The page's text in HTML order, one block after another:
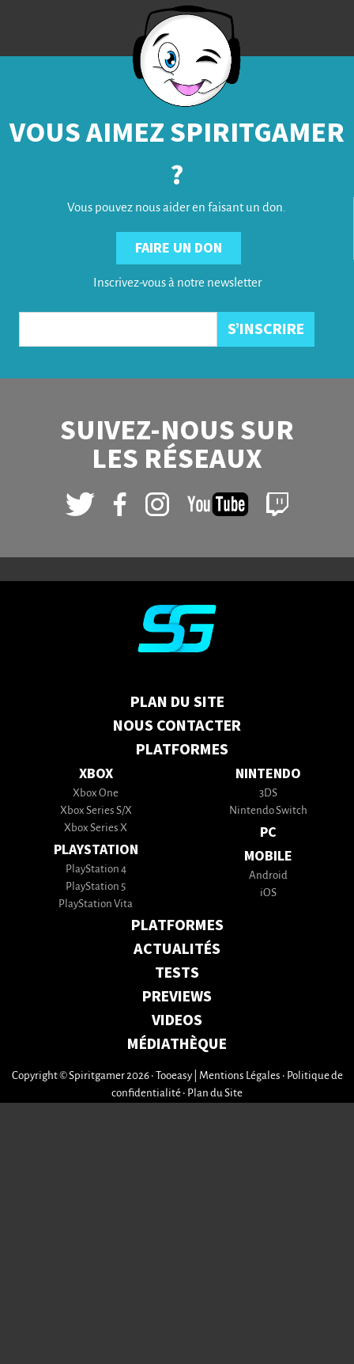
VOUS AIMEZ SPIRITGAMER
?
Vous pouvez nous aider en faisant un don.
FAIRE UN DON
Inscrivez-vous à notre newsletter
SUIVEZ-NOUS SUR
LES RÉSEAUX
PLAN DU SITE
NOUS CONTACTER
PLATFORMES
XBOX
Xbox One
Xbox Series S/X
Xbox Series X
PLAYSTATION
PlayStation 4
PlayStation 5
PlayStation Vita
NINTENDO
3DS
Nintendo Switch
PC
MOBILE
Android
iOS
PLATFORMES
ACTUALITÉS
TESTS
PREVIEWS
VIDEOS
MÉDIATHÈQUE
Copyright © Spiritgamer 2026 • Tooeasy Mentions Légales • Politique de
confidentialité • Plan du Site